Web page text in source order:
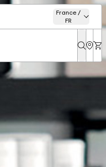
France /
FR